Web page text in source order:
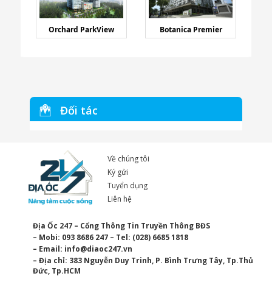
Orchard ParkView Botanica Premier
Đối tác
Về chúng tôi
Ký gửi
Tuyển dụng
Liên hệ
Địa Ốc 247 – Cổng Thông Tin Truyền Thông BĐS
– Mobi: 093 8686 247 – Tel: (028) 6685 1818
– Email: info@diaoc247.vn
– Địa chỉ: 383 Nguyễn Duy Trinh, P. Bình Trưng Tây, Tp.Thủ
Đức, Tp.HCM